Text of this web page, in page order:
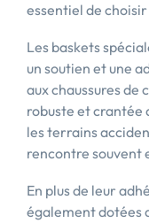
essentiel de
Les baskets
un soutien et une
aux chaussures
robuste et crantée
les terrains
rencontre souvent
En plus de leur
également dotées